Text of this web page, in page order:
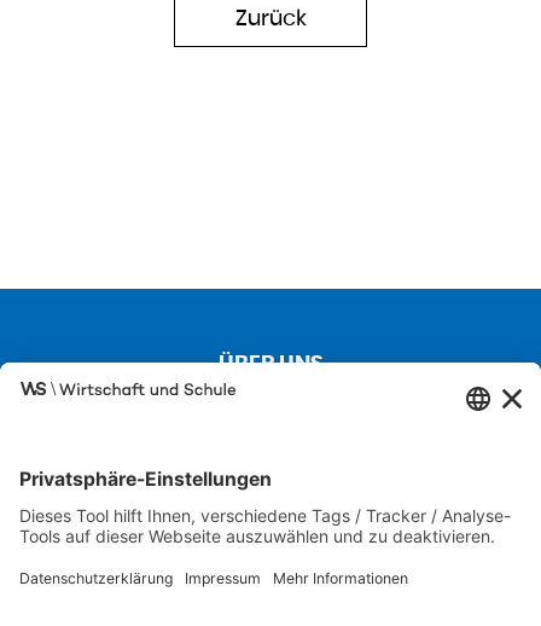
Zurück
ÜBER UNS
Über uns
Besuchen Sie auch unsere Partnerseiten